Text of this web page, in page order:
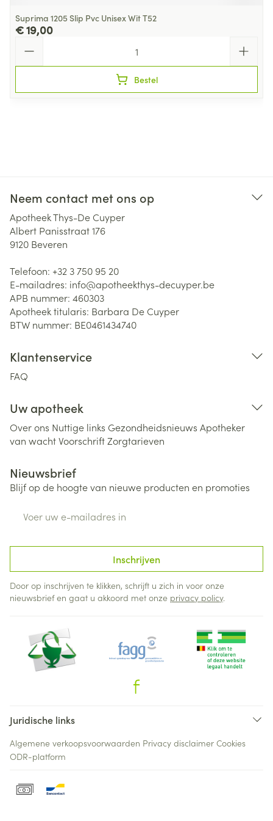
Suprima 1205 Slip Pvc Unisex Wit T52
€ 19,00
Bestel
Neem contact met ons op
Apotheek Thys-De Cuyper
Albert Panisstraat 176
9120 Beveren
Telefoon: +32 3 750 95 20
E-mailadres: info@apotheekthys-decuyper.be
APB nummer: 460303
Apotheek titularis: Barbara De Cuyper
BTW nummer: BE0461434740
Klantenservice
FAQ
Uw apotheek
Over ons Nuttige links Gezondheidsnieuws Apotheker
van wachtVoorschriftZorgtarieven
Nieuwsbrief
Blijf op de hoogte van nieuwe producten en promoties
Inschrijven
Door op inschrijven te klikken, schrijft u zich in voor onze
nieuwsbrief en gaat u akkoord met onze privacy policy.
Juridische links
Algemene verkoopsvoorwaarden Privacy disclaimer Cookies
ODR-platform